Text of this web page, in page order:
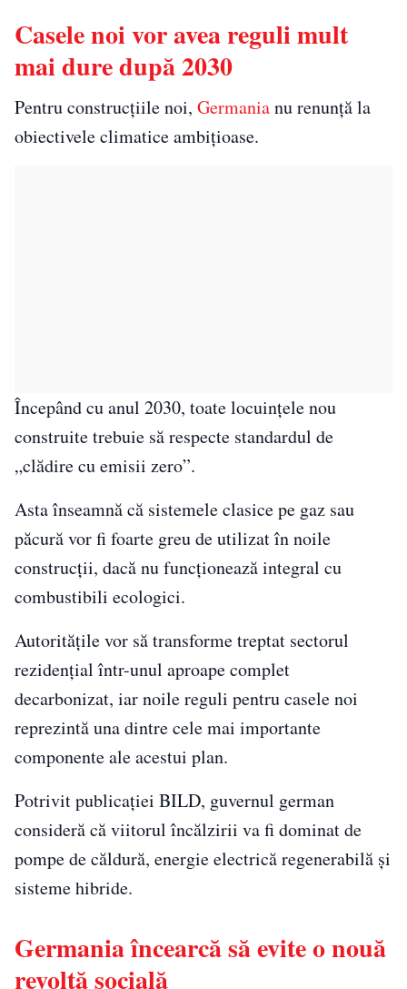
Casele noi vor avea reguli mult
mai dure după 2030
Pentru construcțiile noi, Germanianu renunță la
obiectivele climatice ambițioase.
Începând cu anul 2030, toate locuințele nou
construite trebuie să respecte standardul de
„clădire cu emisii zero”.
Asta înseamnă că sistemele clasice pe gaz sau
păcură vor fi foarte greu de utilizat în noile
construcții, dacă nu funcționează integral cu
combustibili ecologici.
Autoritățile vor să transforme treptat sectorul
rezidențial într-unul aproape complet
decarbonizat, iar noile reguli pentru casele noi
reprezintă una dintre cele mai importante
componente ale acestui plan.
Potrivit publicației BILD, guvernul german
consideră că viitorul încălzirii va fi dominat de
pompe de căldură, energie electrică regenerabilă și
sisteme hibride.
Germania încearcă să evite o nouă
revoltă socială